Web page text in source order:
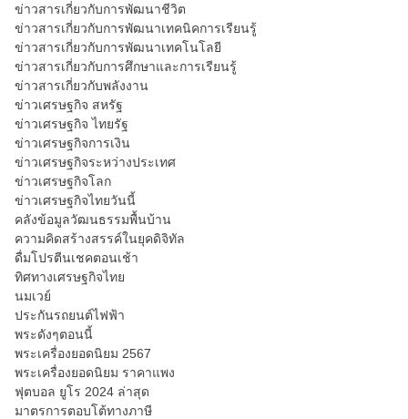
ข่าวสารเกี่ยวกับการพัฒนาชีวิต
ข่าวสารเกี่ยวกับการพัฒนาเทคนิคการเรียนรู้
ข่าวสารเกี่ยวกับการพัฒนาเทคโนโลยี
ข่าวสารเกี่ยวกับการศึกษาและการเรียนรู้
ข่าวสารเกี่ยวกับพลังงาน
ข่าวเศรษฐกิจ สหรัฐ
ข่าวเศรษฐกิจ ไทยรัฐ
ข่าวเศรษฐกิจการเงิน
ข่าวเศรษฐกิจระหว่างประเทศ
ข่าวเศรษฐกิจโลก
ข่าวเศรษฐกิจไทยวันนี้
คลังข้อมูลวัฒนธรรมพื้นบ้าน
ความคิดสร้างสรรค์ในยุคดิจิทัล
ดื่มโปรตีนเชคตอนเช้า
ทิศทางเศรษฐกิจไทย
นมเวย์
ประกันรถยนต์ไฟฟ้า
พระดังๆตอนนี้
พระเครื่องยอดนิยม 2567
พระเครื่องยอดนิยม ราคาแพง
ฟุตบอล ยูโร 2024 ล่าสุด
มาตรการตอบโต้ทางภาษี